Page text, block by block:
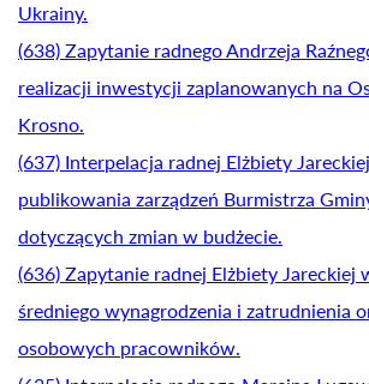
Ukrainy.
(638) Zapytanie radnego Andrzeja
realizacji inwestycji zaplanowanych na
Krosno.
(637) Interpelacja radnej Elżbiety
publikowania zarządzeń Burmistrza
dotyczących zmian w budżecie.
(636) Zapytanie radnej Elżbiety Jareckiej
średniego wynagrodzenia i zatrudnienia
osobowych pracowników.